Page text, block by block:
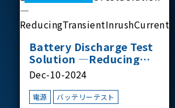
Battery Discharge Test
Solution —Reducing
Transient Inrush
Current
Dec-10-2024
電源 バッテリーテスト